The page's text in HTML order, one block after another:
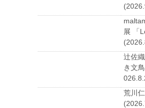
展 「
辻佐
き文
荒川